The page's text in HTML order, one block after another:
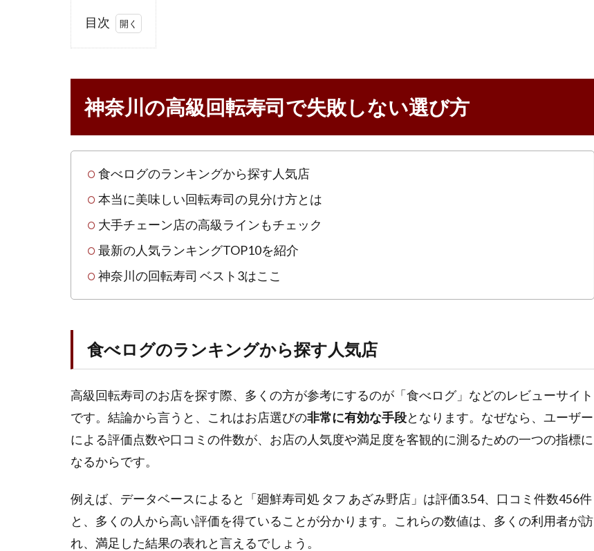
目次
奈
の
転
司
で
敗
な
い
方
1.1
食べ
のラ
ンキ
ング
から
人気
店
1.1.1
神奈川の高級回転寿司で失敗しない選び方
食べログのランキングから探す人気店
本当に美味しい回転寿司の見分け方とは
大手チェーン店の高級ラインもチェック
最新の人気ランキングTOP10を紹介
神奈川の回転寿司 ベスト3はここ
食べログのランキングから探す人気店
高級回転寿司のお店を探す際、多くの方が参考にするのが「食べログ」などのレビューサイト
です。結論から言うと、これはお店選びの非常に有効な手段となります。なぜなら、ユーザー
による評価点数や口コミの件数が、お店の人気度や満足度を客観的に測るための一つの指標に
なるからです。
例えば、データベースによると「廻鮮寿司処 タフ あざみ野店」は評価3.54、口コミ件数456件
と、多くの人から高い評価を得ていることが分かります。これらの数値は、多くの利用者が訪
れ、満足した結果の表れと言えるでしょう。